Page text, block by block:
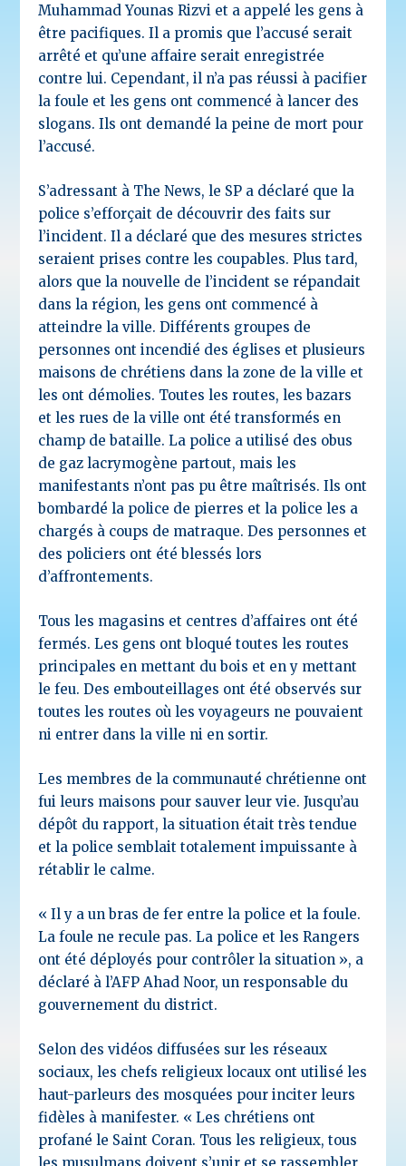
Muhammad Younas Rizvi et a appelé les gens à
être pacifiques. Il a promis que l’accusé serait
arrêté et qu’une affaire serait enregistrée
contre lui. Cependant, il n’a pas réussi à pacifier
la foule et les gens ont commencé à lancer des
slogans. Ils ont demandé la peine de mort pour
l’accusé.
S’adressant à The News, le SP a déclaré que la
police s’efforçait de découvrir des faits sur
l’incident. Il a déclaré que des mesures strictes
seraient prises contre les coupables. Plus tard,
alors que la nouvelle de l’incident se répandait
dans la région, les gens ont commencé à
atteindre la ville. Différents groupes de
personnes ont incendié des églises et plusieurs
maisons de chrétiens dans la zone de la ville et
les ont démolies. Toutes les routes, les bazars
et les rues de la ville ont été transformés en
champ de bataille. La police a utilisé des obus
de gaz lacrymogène partout, mais les
manifestants n’ont pas pu être maîtrisés. Ils ont
bombardé la police de pierres et la police les a
chargés à coups de matraque. Des personnes et
des policiers ont été blessés lors
d’affrontements.
Tous les magasins et centres d’affaires ont été
fermés. Les gens ont bloqué toutes les routes
principales en mettant du bois et en y mettant
le feu. Des embouteillages ont été observés sur
toutes les routes où les voyageurs ne pouvaient
ni entrer dans la ville ni en sortir.
Les membres de la communauté chrétienne ont
fui leurs maisons pour sauver leur vie. Jusqu’au
dépôt du rapport, la situation était très tendue
et la police semblait totalement impuissante à
rétablir le calme.
« Il y a un bras de fer entre la police et la foule.
La foule ne recule pas. La police et les Rangers
ont été déployés pour contrôler la situation », a
déclaré à l’AFP Ahad Noor, un responsable du
gouvernement du district.
Selon des vidéos diffusées sur les réseaux
sociaux, les chefs religieux locaux ont utilisé les
haut-parleurs des mosquées pour inciter leurs
fidèles à manifester. « Les chrétiens ont
profané le Saint Coran. Tous les religieux, tous
les musulmans doivent s’unir et se rassembler